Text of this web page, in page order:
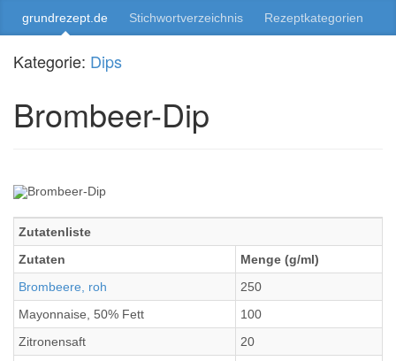
grundrezept.de Stichwortverzeichnis Rezeptkategorien
Kategorie: Dips
Brombeer-Dip
Zutatenliste
Zutaten
Menge (g/ml)
Brombeere, roh
250
Mayonnaise, 50% Fett
100
Zitronensaft
20